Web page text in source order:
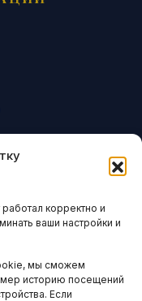
корректно и
ваши настройки и
мы сможем
историю посещений
Если